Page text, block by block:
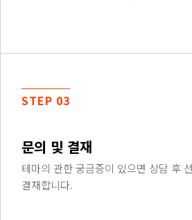
STEP 03
문의 및 결재
테마의 관한 궁금증이 있으면 상담 후
결재합니다.